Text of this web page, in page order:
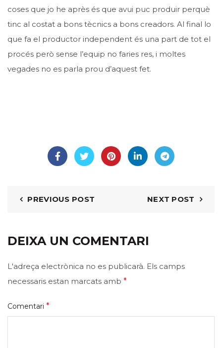
coses que jo he après és que avui puc produir perquè
tinc al costat a bons tècnics a bons creadors. Al final lo
que fa el productor independent és una part de tot el
procés però sense l’equip no faries res, i moltes
vegades no es parla prou d’aquest fet.
PREVIOUS POST NEXT POST
DEIXA UN COMENTARI
L'adreça electrònica no es publicarà. Els camps
necessaris estan marcats amb *
Comentari *